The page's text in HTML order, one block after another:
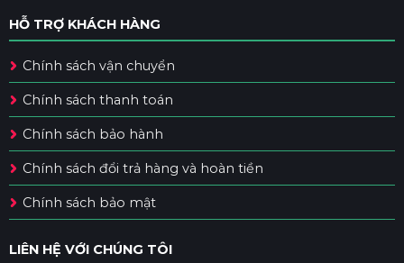
HỖ TRỢ KHÁCH HÀNG
Chính sách vận chuyển
Chính sách thanh toán
Chính sách bảo hành
Chính sách đổi trả hàng và hoàn tiền
Chính sách bảo mật
LIÊN HỆ VỚI CHÚNG TÔI